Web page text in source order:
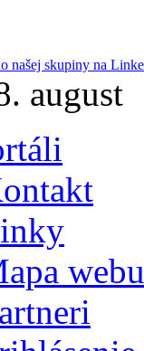
august
webu